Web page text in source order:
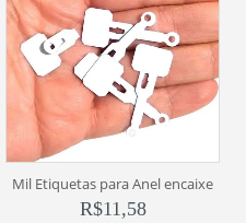
Mil Etiquetas para Anel encaixe
R$11,58